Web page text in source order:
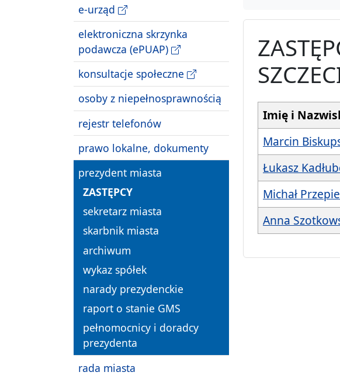
e-urząd
elektroniczna skrzynka
podawcza (ePUAP)
konsultacje społeczne
osoby z niepełnosprawnością
rejestr telefonów
prawo lokalne, dokumenty
prezydent miasta
ZASTĘPCY
sekretarz miasta
skarbnik miasta
archiwum
wykaz spółek
narady prezydenckie
raport o stanie GMS
pełnomocnicy i doradcy
prezydenta
rada miasta
Imię i
Marcin
Łukasz
Michał
Anna